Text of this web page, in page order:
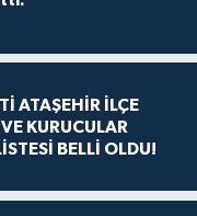
ATAŞEHİR İLÇE
KURUCULAR
BELLİ OLDU!